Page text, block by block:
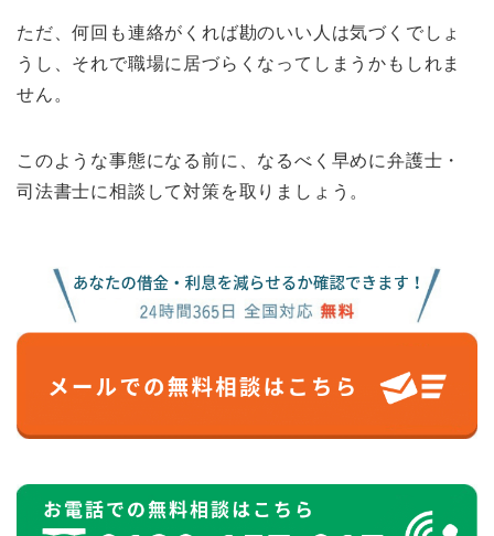
ただ、何回も連絡がくれば勘のいい人は気づくでしょ
うし、それで職場に居づらくなってしまうかもしれま
せん。
このような事態になる前に、なるべく早めに弁護士・
司法書士に相談して対策を取りましょう。